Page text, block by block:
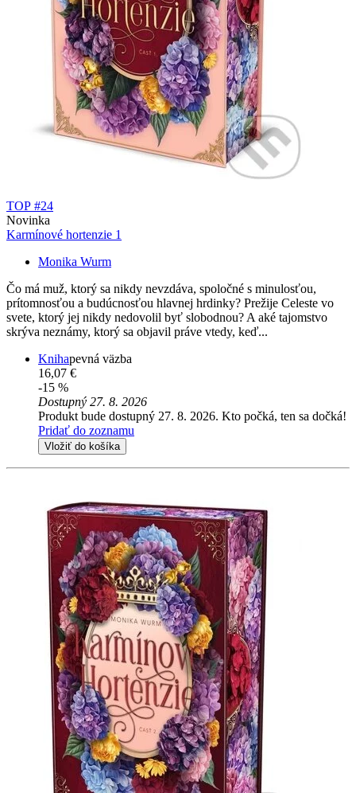
TOP #24
Novinka
Karmínové hortenzie 1
Monika Wurm
Čo má muž, ktorý sa nikdy nevzdáva, spoločné s minulosťou,
prítomnosťou a budúcnosťou hlavnej hrdinky? Prežije Celeste vo
svete, ktorý jej nikdy nedovolil byť slobodnou? A aké tajomstvo
skrýva neznámy, ktorý sa objavil práve vtedy, keď...
Knihapevná väzba
16,07 €
-15 %
Dostupný 27. 8. 2026
Produkt bude dostupný 27. 8. 2026. Kto počká, ten sa dočká!
Pridať do zoznamu
Vložiť do košíka